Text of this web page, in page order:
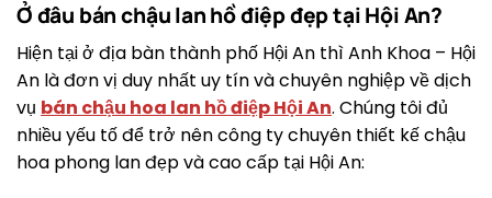
Ở đâu bán chậu lan hồ điệp đẹp tại Hội An?
Hiện tại ở địa bàn thành phố Hội An thì Anh Khoa – Hội
An là đơn vị duy nhất uy tín và chuyên nghiệp về dịch
vụ bán chậu hoa lan hồ điệp Hội An. Chúng tôi đủ
nhiều yếu tố để trở nên công ty chuyên thiết kế chậu
hoa phong lan đẹp và cao cấp tại Hội An: